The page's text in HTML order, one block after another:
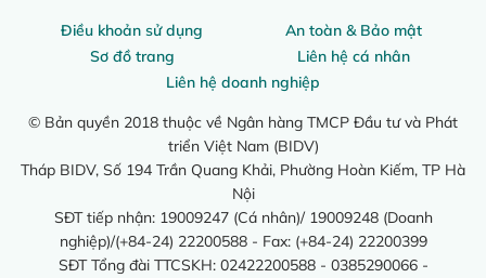
Điều khoản sử dụng
An toàn & Bảo mật
Sơ đồ trang
Liên hệ cá nhân
Liên hệ doanh nghiệp
© Bản quyền 2018 thuộc về Ngân hàng TMCP Đầu tư và Phát
triển Việt Nam (BIDV)
Tháp BIDV, Số 194 Trần Quang Khải, Phường Hoàn Kiếm, TP Hà
Nội
SĐT tiếp nhận: 19009247 (Cá nhân)/ 19009248 (Doanh
nghiệp)/(+84-24) 22200588 - Fax: (+84-24) 22200399
SĐT Tổng đài TTCSKH: 02422200588 - 0385290066 -